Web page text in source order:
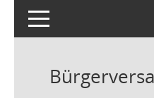
Toggle navigation